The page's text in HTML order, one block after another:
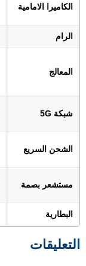
الكاميرا الامامية
الرام
المعالج
شبكة 5G
الشحن السريع
مستشعر بصمة
البطارية
التعليقات